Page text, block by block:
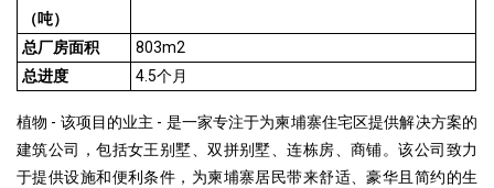
（吨）
总厂房面积
803m2
总进度
4.5个月
植物 - 该项目的业主 - 是一家专注于为柬埔寨住宅区提供解决方案的
建筑公司，包括女王别墅、双拼别墅、连栋房、商铺。该公司致力
于提供设施和便利条件，为柬埔寨居民带来舒适、豪华且简约的生